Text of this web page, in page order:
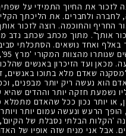
לזכור את החיוך התמידי על
ולחברים. את הליכתך
החריף והחוכמה. רוצה לזכור
אותך". מתוך מכתב שכתב נדב
באלף ואחד נושאים. הסתכלתי
שנותרו מהצוות המקורי 'מרץ 95
מכאן ועד הזיכרון באנשים
שאדם מלא בתוכו באנשים,
הוא נעשה ריק יותר מבפנים,
נשמעת חזקה יותר וההדים שהיא
או יותר נכון ככל שהאדם
הופך הרעש ונעשה עמום יותר
'הקלות הבלתי נסבלת של
אבל אני מניח שזה אופיו של